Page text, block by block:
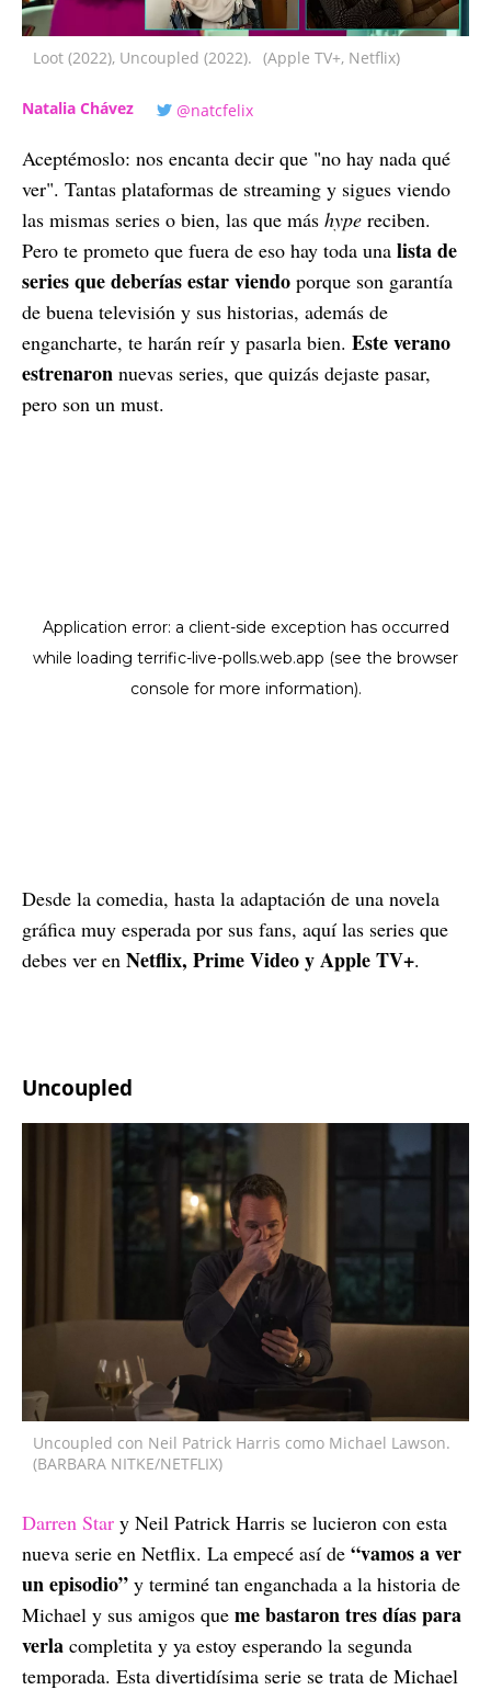
Loot (2022), Uncoupled (2022). (Apple TV+, Netflix)
Natalia Chávez @natcfelix
Aceptémoslo: nos encanta decir que "no hay nada qué
ver". Tantas plataformas de streaming y sigues viendo
las mismas series o bien, las que más hype reciben.
Pero te prometo que fuera de eso hay toda una lista de
series que deberías estar viendo porque son garantía
de buena televisión y sus historias, además de
engancharte, te harán reír y pasarla bien. Este verano
estrenaron nuevas series, que quizás dejaste pasar,
pero son un must.
Desde la comedia, hasta la adaptación de una novela
gráfica muy esperada por sus fans, aquí las series que
debes ver en Netflix, Prime Video y Apple TV+.
Uncoupled
Uncoupled con Neil Patrick Harris como Michael Lawson.
(BARBARA NITKE/NETFLIX)
Darren Star y Neil Patrick Harris se lucieron con esta
nueva serie en Netflix. La empecé así de “vamos a ver
un episodio” y terminé tan enganchada a la historia de
Michael y sus amigos que me bastaron tres días para
verla completita y ya estoy esperando la segunda
temporada. Esta divertidísima serie se trata de Michael